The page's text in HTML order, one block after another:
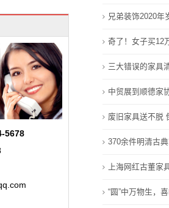
：解码制造强国的“韧性密码”与“升级路径”
业倍增计划
制造标准顶层设计
任：解码制造强国的“韧性密码”与“升级路径”
5678
兄弟装饰2020年
奇了！女子买12
三大错误的家具
中贸展到顺德家
废旧家具送不脱
370余件明清古
上海网红古董家
“圆”中万物生，